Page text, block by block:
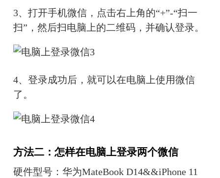
3、打开手机微信，点击右上角的“+”-“扫一
扫”，然后扫电脑上的二维码，并确认登录。
4、登录成功后，就可以在电脑上使用微信
了。
方法二：怎样在电脑上登录两个微信
硬件型号：华为MateBook D14&&iPhone 11